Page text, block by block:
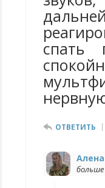
спать
ОТВЕТИТЬ
больше